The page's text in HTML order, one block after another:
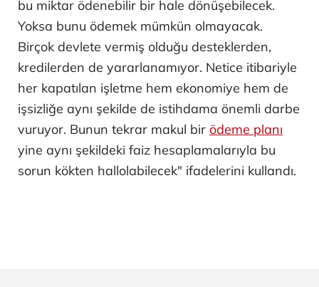
bu miktar ödenebilir bir hale dönüşebilecek.
Yoksa bunu ödemek mümkün olmayacak.
Birçok devlete vermiş olduğu desteklerden,
kredilerden de yararlanamıyor. Netice itibariyle
her kapatılan işletme hem ekonomiye hem de
işsizliğe aynı şekilde de istihdama önemli darbe
vuruyor. Bunun tekrar makul bir ödeme planı
yine aynı şekildeki faiz hesaplamalarıyla bu
sorun kökten hallolabilecek" ifadelerini kullandı.